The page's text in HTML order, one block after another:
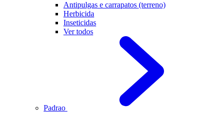
Antipulgas e carrapatos (terreno)
Herbicida
Inseticidas
Ver todos
Padrao